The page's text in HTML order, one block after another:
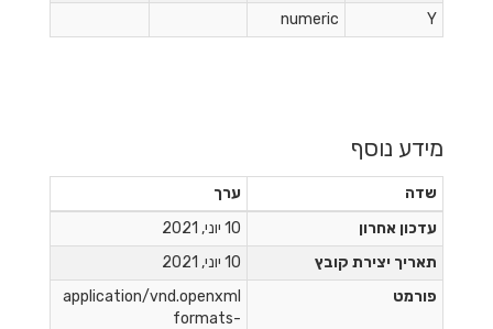
Y
numeric
מידע נוסף
שדה
ערך
עדכון אחרון
10 יוני, 2021
תאריך יצירת קובץ
10 יוני, 2021
פורמט
application/vnd.openxml
formats-